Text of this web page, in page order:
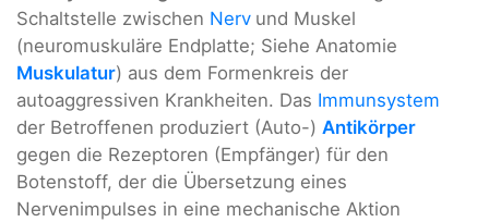
Schaltstelle zwischen Nerv und Muskel
(neuromuskuläre Endplatte; Siehe Anatomie
Muskulatur) aus dem Formenkreis der
autoaggressiven Krankheiten. Das Immunsystem
der Betroffenen produziert (Auto-) Antikörper
gegen die Rezeptoren (Empfänger) für den
Botenstoff, der die Übersetzung eines
Nervenimpulses in eine mechanische Aktion